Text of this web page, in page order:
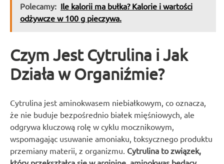
Polecamy: Ile kalorii ma bułka? Kalorie i wartości
odżywcze w 100 g pieczywa.
Czym Jest Cytrulina i Jak
Działa w Organiźmie?
Cytrulina jest aminokwasem niebiałkowym, co oznacza,
że nie buduje bezpośrednio białek mięśniowych, ale
odgrywa kluczową rolę w cyklu mocznikowym,
wspomagając usuwanie amoniaku, toksycznego produktu
przemiany materii, z organizmu. Cytrulina to związek,